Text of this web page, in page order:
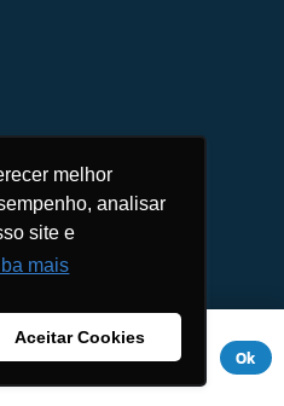
melhor
analisar
site e
mais
Aceitar Cookies
experiência. Se você
com ele.Aviso de
Ok